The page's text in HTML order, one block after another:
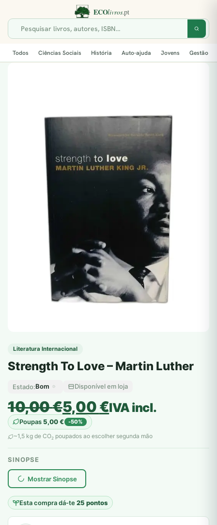
Todos Ciências Sociais História Auto-ajuda Jovens Gestão
Literatura Internacional
Strength To Love – Martin Luther
Estado:Bom Disponível em loja
10,00€
O
preço
original
era:
10,00 €.
5,00€
O
preço
atual
é:
5,00 €.
IVA incl.
Poupas5,00€ -50%
~1,5 kg de CO2 poupados ao escolher segunda mão
SINOPSE
Mostrar Sinopse
Esta compra dá-te25 pontos
plantar árvores reais